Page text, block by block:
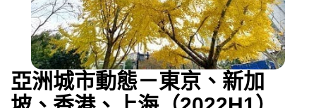
亞洲城市動態－東京、新加